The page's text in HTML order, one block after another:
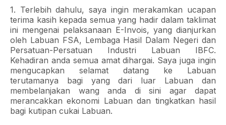
1. Terlebih dahulu, saya ingin merakamkan ucapan
terima kasih kepada semua yang hadir dalam taklimat
ini mengenai pelaksanaan E-Invois, yang dianjurkan
oleh Labuan FSA, Lembaga Hasil Dalam Negeri dan
Persatuan-Persatuan Industri Labuan IBFC.
Kehadiran anda semua amat dihargai. Saya juga ingin
mengucapkan selamat datang ke Labuan
terutamanya bagi yang dari luar Labuan dan
membelanjakan wang anda di sini agar dapat
merancakkan ekonomi Labuan dan tingkatkan hasil
bagi kutipan cukai Labuan.